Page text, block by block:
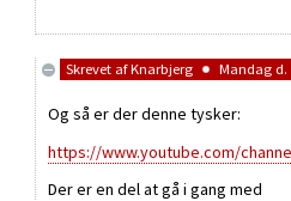
Skrevet afKnarbjerg Mandag d.
Og så er der denne tysker:
https://www.youtube.com/
Der er en del at gå i gang med